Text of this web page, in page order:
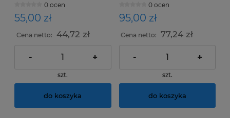
Uszczelniaczy Extreme i
nnych rodzajów
0 ocen
55,00 zł
Cena netto: 44,72 zł
- +
szt.
do koszyka
0 ocen
95,00 zł
Cena netto: 77,24 zł
- +
szt.
do koszyka